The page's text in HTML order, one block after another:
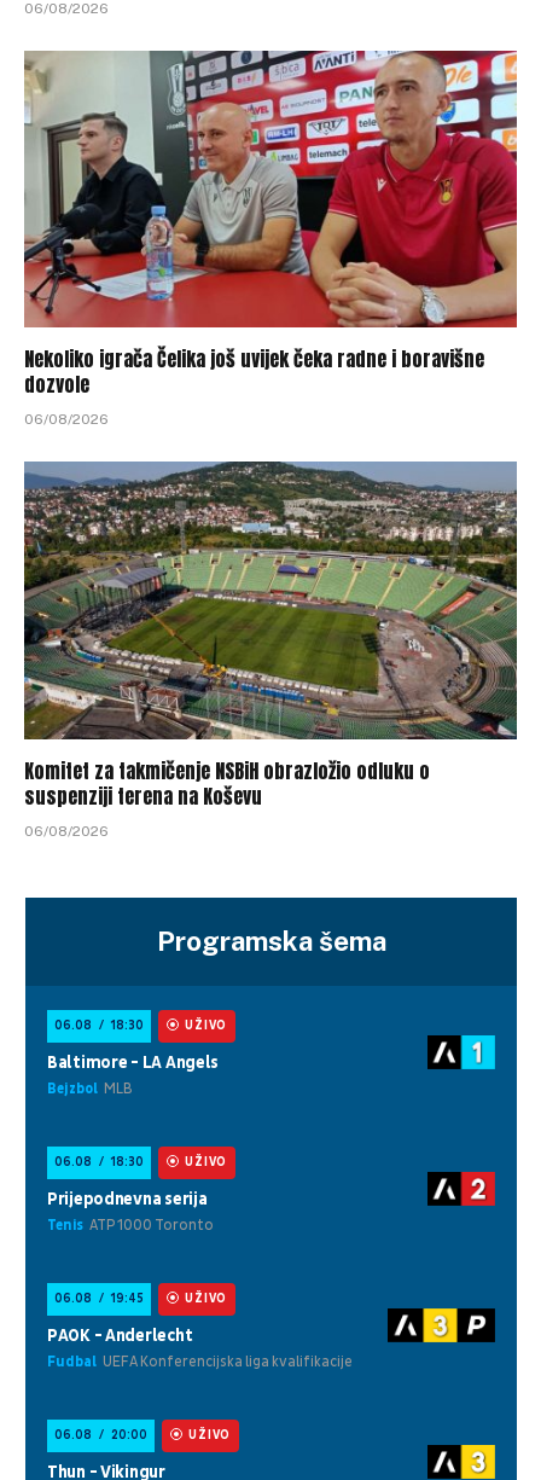
06/08/2026
Nekoliko igrača Čelika još uvijek čeka radne i boravišne
dozvole
06/08/2026
Komitet za takmičenje NSBiH obrazložio odluku o
suspenziji terena na Koševu
06/08/2026
Programska šema